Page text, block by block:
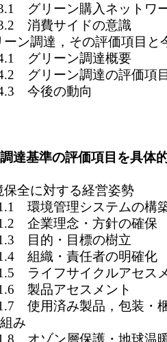
ーン購入ネットワ
サイドの意識
調達，その評価項目と
ーン調達概要
ーン調達の評価項
後の動向
達基準の評価項目を具体
に対する経営姿勢
管理システムの構
理念・方針の確保
・目標の樹立
・責任者の明確化
サイクルアセスメ
アセスメント
み製品，包装・梱包
み
層保護・地球温暖